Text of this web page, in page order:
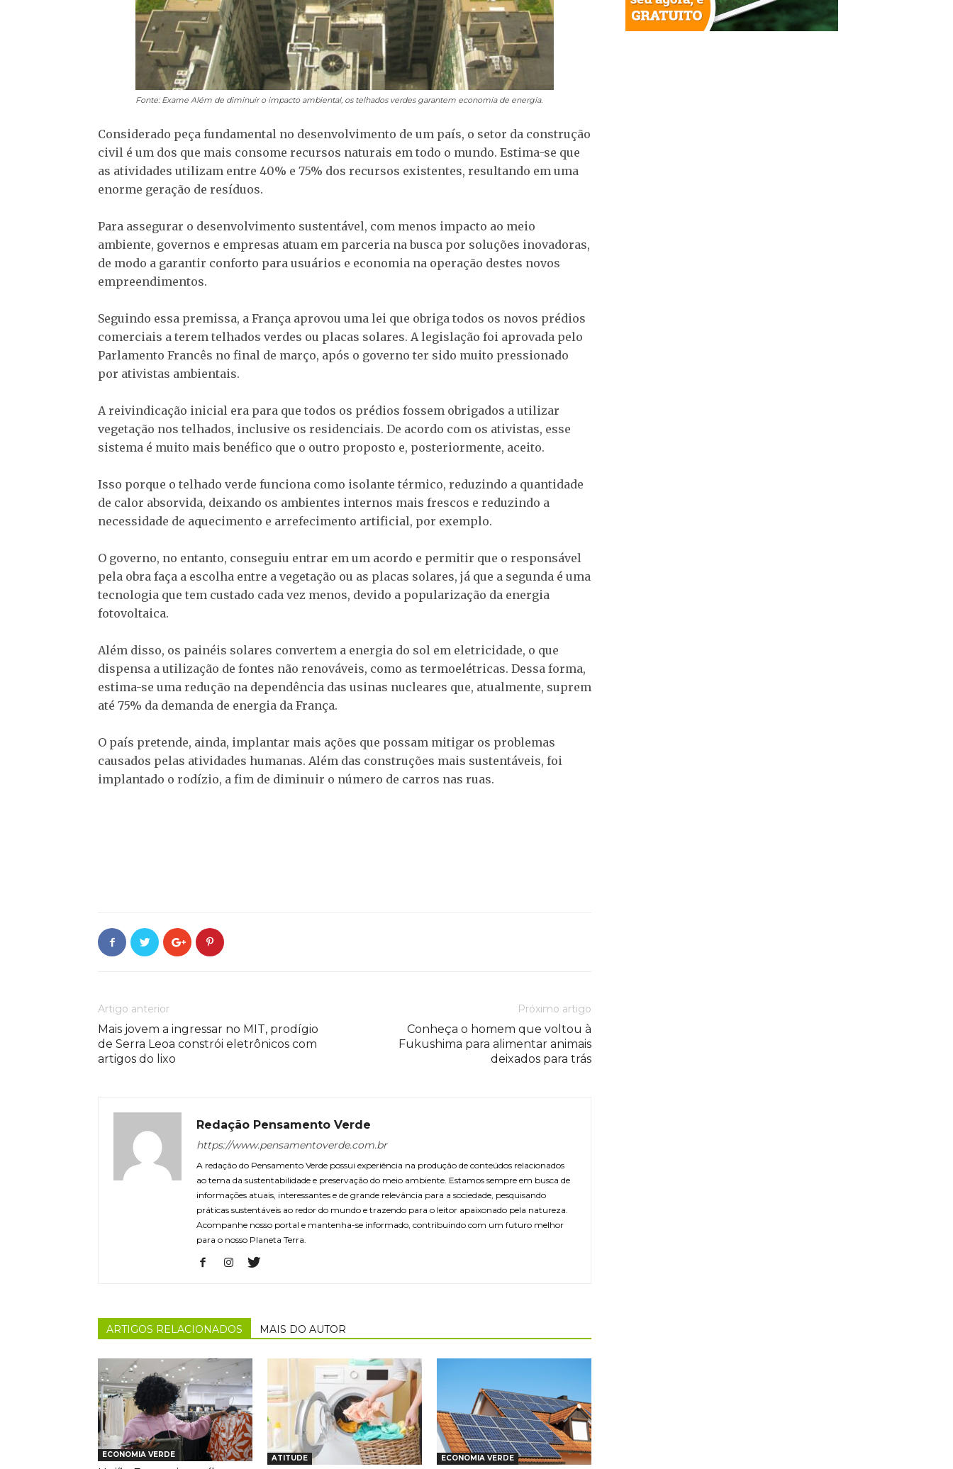
Fonte: Exame Além de diminuir o impacto ambiental, os telhados verdes garantem economia de energia.
Considerado peça fundamental no desenvolvimento de um país, o setor da construção
civil é um dos que mais consome recursos naturais em todo o mundo. Estima-se que
as atividades utilizam entre 40% e 75% dos recursos existentes, resultando em uma
enorme geração de resíduos.
Para assegurar o desenvolvimento sustentável, com menos impacto ao meio
ambiente, governos e empresas atuam em parceria na busca por soluções inovadoras,
de modo a garantir conforto para usuários e economia na operação destes novos
empreendimentos.
Seguindo essa premissa, a França aprovou uma lei que obriga todos os novos prédios
comerciais a terem telhados verdes ou placas solares. A legislação foi aprovada pelo
Parlamento Francês no final de março, após o governo ter sido muito pressionado
por ativistas ambientais.
A reivindicação inicial era para que todos os prédios fossem obrigados a utilizar
vegetação nos telhados, inclusive os residenciais. De acordo com os ativistas, esse
sistema é muito mais benéfico que o outro proposto e, posteriormente, aceito.
Isso porque o telhado verde funciona como isolante térmico, reduzindo a quantidade
de calor absorvida, deixando os ambientes internos mais frescos e reduzindo a
necessidade de aquecimento e arrefecimento artificial, por exemplo.
O governo, no entanto, conseguiu entrar em um acordo e permitir que o responsável
pela obra faça a escolha entre a vegetação ou as placas solares, já que a segunda é uma
tecnologia que tem custado cada vez menos, devido a popularização da energia
fotovoltaica.
Além disso, os painéis solares convertem a energia do sol em eletricidade, o que
dispensa a utilização de fontes não renováveis, como as termoelétricas. Dessa forma,
estima-se uma redução na dependência das usinas nucleares que, atualmente, suprem
até 75% da demanda de energia da França.
O país pretende, ainda, implantar mais ações que possam mitigar os problemas
causados pelas atividades humanas. Além das construções mais sustentáveis, foi
implantado o rodízio, a fim de diminuir o número de carros nas ruas.
Artigo anterior
Mais jovem a ingressar no MIT, prodígio
de Serra Leoa constrói eletrônicos com
artigos do lixo
Próximo artigo
Conheça o homem que voltou à
Fukushima para alimentar animais
deixados para trás
Redação Pensamento Verde
https://www.pensamentoverde.com.br
A redação do Pensamento Verde possui experiência na produção de conteúdos relacionados
ao tema da sustentabilidade e preservação do meio ambiente. Estamos sempre em busca de
informações atuais, interessantes e de grande relevância para a sociedade, pesquisando
práticas sustentáveis ao redor do mundo e trazendo para o leitor apaixonado pela natureza.
Acompanhe nosso portal e mantenha-se informado, contribuindo com um futuro melhor
para o nosso Planeta Terra.
ARTIGOS RELACIONADOS MAIS DO AUTOR
ECONOMIA VERDE ATITUDE ECONOMIA VERDE